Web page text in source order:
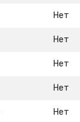
Нет
Нет
Нет
Нет
Нет